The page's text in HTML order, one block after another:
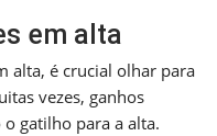
em alta
alta, é crucial olhar para
vezes, ganhos
gatilho para a alta.